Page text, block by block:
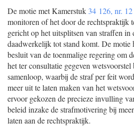
De motie met Kamerstuk 34 126, nr. 12
monitoren of het door de rechtspraktijk
gericht op het uitsplitsen van straffen in
daadwerkelijk tot stand komt. De motie
besluit van de toenmalige regering om
het ter consultatie gegeven wetsvoorstel
samenloop, waarbij de straf per feit
meer uit te laten maken van het
ervoor gekozen de precieze invulling
beleid inzake de strafmotivering bij
laten aan de rechtspraktijk.